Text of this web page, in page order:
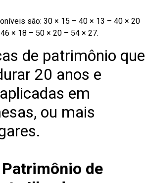
são: 30 × 15 – 40 × 13 – 40 × 20
× 18 – 50 × 20 – 54 × 27.
de patrimônio que
20 anos e
em
ou mais
de